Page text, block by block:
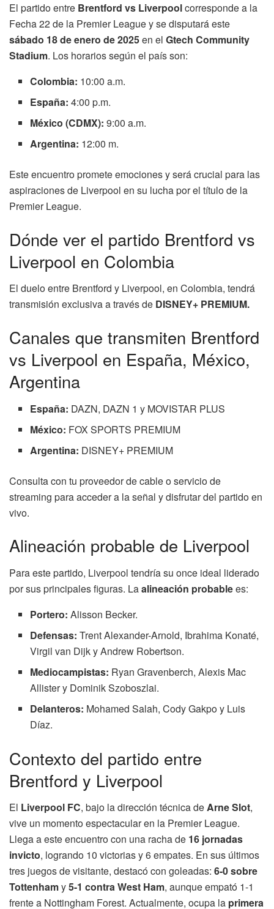
El partido entre Brentford vs Liverpoolcorresponde a la
Fecha 22 de la Premier League y se disputará este
sábado 18 de enero de 2025en el Gtech Community
Stadium. Los horarios según el país son:
Colombia: 10:00 a.m.
España: 4:00 p.m.
México (CDMX): 9:00 a.m.
Argentina: 12:00 m.
Este encuentro promete emociones y será crucial para las
aspiraciones de Liverpool en su lucha por el título de la
Premier League.
Dónde ver el partido Brentford vs
Liverpool en Colombia
El duelo entre Brentford y Liverpool, en Colombia, tendrá
transmisión exclusiva a través de DISNEY+ PREMIUM.
Canales que transmiten Brentford
vs Liverpool en España, México,
Argentina
España: DAZN, DAZN 1 y MOVISTAR PLUS
México: FOX SPORTS PREMIUM
Argentina: DISNEY+ PREMIUM
Consulta con tu proveedor de cable o servicio de
streaming para acceder a la señal y disfrutar del partido en
vivo.
Alineación probable de Liverpool
Para este partido, Liverpool tendría su once ideal liderado
por sus principales figuras. Laalineación probablees:
Portero: Alisson Becker.
Defensas: Trent Alexander-Arnold, Ibrahima Konaté,
Virgil van Dijk y Andrew Robertson.
Mediocampistas: Ryan Gravenberch, Alexis Mac
Allister y Dominik Szoboszlai.
Delanteros: Mohamed Salah, Cody Gakpo y Luis
Díaz.
Contexto del partido entre
Brentford y Liverpool
El Liverpool FC, bajo la dirección técnica deArne Slot,
vive un momento espectacular en la Premier League.
Llega a este encuentro con una racha de 16 jornadas
invicto, logrando 10 victorias y 6 empates. En sus últimos
tres juegos de visitante, destacó con goleadas: 6-0 sobre
Tottenhamy5-1 contra West Ham, aunque empató 1-1
frente a Nottingham Forest. Actualmente, ocupa la primera